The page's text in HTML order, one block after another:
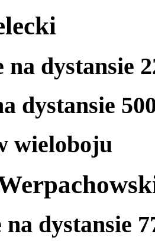
dystansie
dystansie
wieloboju
dystansie